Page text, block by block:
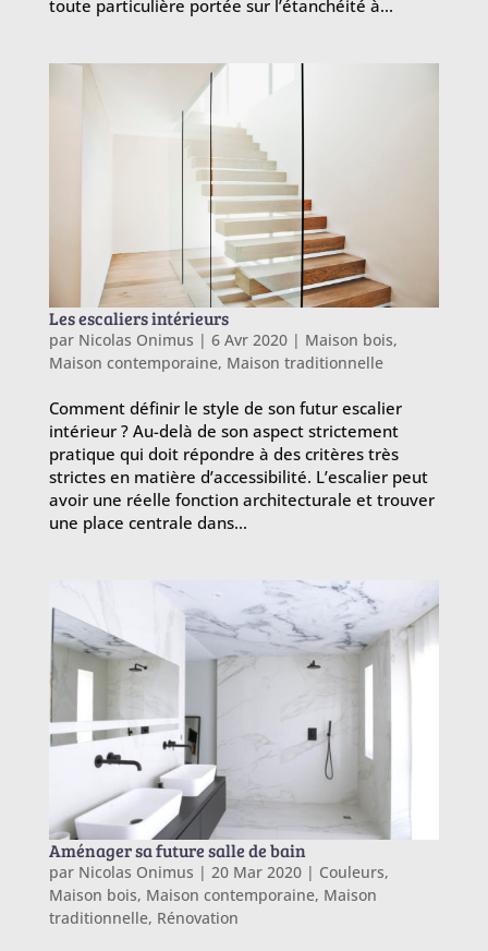
toute particulière portée sur l’étanchéité à...
Les escaliers intérieurs
par Nicolas Onimus | 6 Avr 2020| Maison bois,
Maison contemporaine, Maison traditionnelle
Comment définir le style de son futur escalier
intérieur ? Au-delà de son aspect strictement
pratique qui doit répondre à des critères très
strictes en matière d’accessibilité. L’escalier peut
avoir une réelle fonction architecturale et trouver
une place centrale dans...
Aménager sa future salle de bain
par Nicolas Onimus | 20 Mar 2020| Couleurs,
Maison bois, Maison contemporaine, Maison
traditionnelle, Rénovation